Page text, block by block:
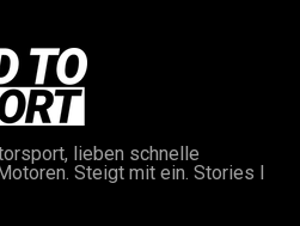
lieben schnelle
Steigt mit ein. Stories I